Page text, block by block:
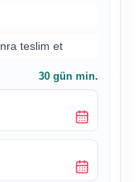
teslim et
30 gün min.